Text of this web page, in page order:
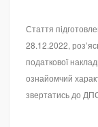
Стаття
28.12.2022,
податкової
ознайомчий
звертатись до